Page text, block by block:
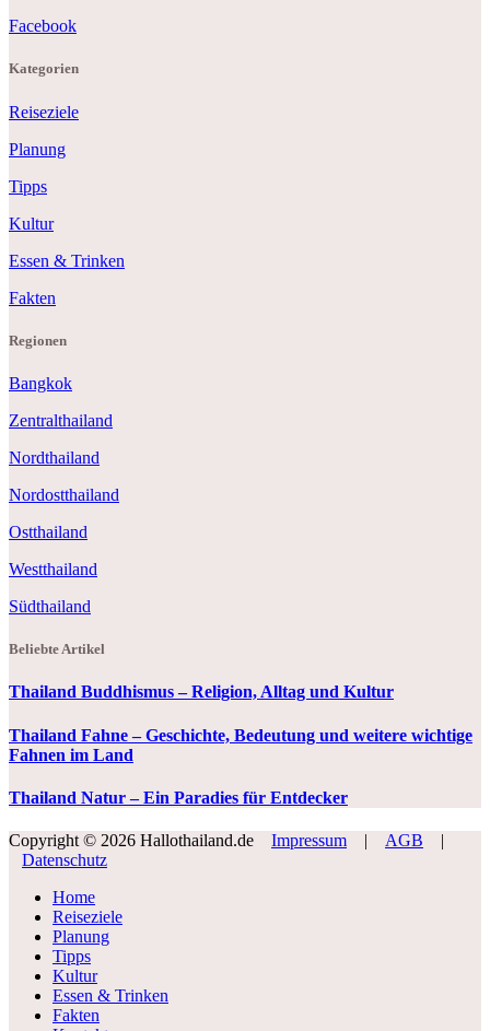
Facebook
Kategorien
Reiseziele
Planung
Tipps
Kultur
Essen & Trinken
Fakten
Regionen
Bangkok
Zentralthailand
Nordthailand
Nordostthailand
Ostthailand
Westthailand
Südthailand
Beliebte Artikel
Thailand Buddhismus – Religion, Alltag und Kultur
Thailand Fahne – Geschichte, Bedeutung und weitere wichtige
Fahnen im Land
Thailand Natur – Ein Paradies für Entdecker
Copyright © 2026 Hallothailand.de Impressum | AGB
|
Datenschutz
Home
Reiseziele
Planung
Tipps
Kultur
Essen & Trinken
Fakten